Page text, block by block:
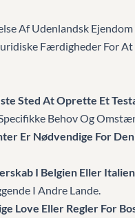
Af Udenlandsk
Færdigheder For At
Sted At Oprette Et
Behov Og
Er Nødvendige For
I Belgien Eller
I Andre Lande.
Love Eller Regler For